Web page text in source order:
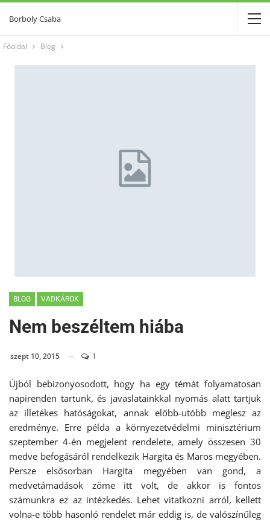
Borboly Csaba
Főoldal Blog
BLOG VADKÁROK
Nem beszéltem hiába
szept 10, 2015 1
Újból bebizonyosodott, hogy ha egy témát folyamatosan
napirenden tartunk, és javaslatainkkal nyomás alatt tartjuk
az illetékes hatóságokat, annak előbb-utóbb meglesz az
eredménye. Erre példa a környezetvédelmi minisztérium
szeptember 4-én megjelent rendelete, amely összesen 30
medve befogásáról rendelkezik Hargita és Maros megyében.
Persze elsősorban Hargita megyében van gond, a
medvetámadások zöme itt volt, de akkor is fontos
számunkra ez az intézkedés. Lehet vitatkozni arról, kellett
volna-e több hasonló rendelet már eddig is, de valószínűleg